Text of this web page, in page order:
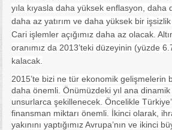
yıla kıyasla daha yüksek enflasyon, daha
daha az yatırım ve daha yüksek bir işsizlik
Cari işlemler açığımız daha az olacak.
oranımız da 2013’teki düzeyinin (yüzde
kalacak.
2015’te bizi ne tür ekonomik gelişmelerin
daha önemli. Önümüzdeki yıl ana dinamik
unsurlarca şekillenecek. Öncelikle
finansman miktarı önemli. İkinci olarak,
yakınını yaptığımız Avrupa’nın ve ikinci